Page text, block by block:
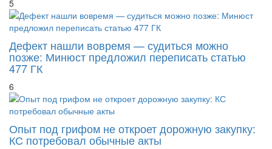
5
Дефект нашли вовремя — судиться можно
позже: Минюст предложил переписать статью
477 ГК
6
Опыт под грифом не откроет дорожную закупку:
КС потребовал обычные акты